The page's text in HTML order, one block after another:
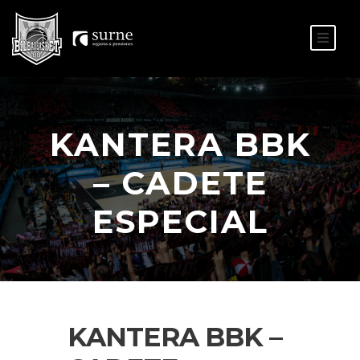
KANTERA BBK
– CADETE
ESPECIAL
KANTERA BBK –